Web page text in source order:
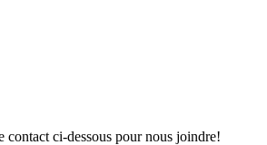
ci-dessous pour nous joindre!